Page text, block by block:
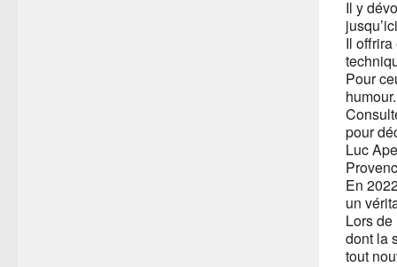
Il y
Il
Pour
pour
Luc
En
un
Lors
dont la
tout